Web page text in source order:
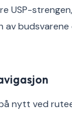
USP-
nytt ved